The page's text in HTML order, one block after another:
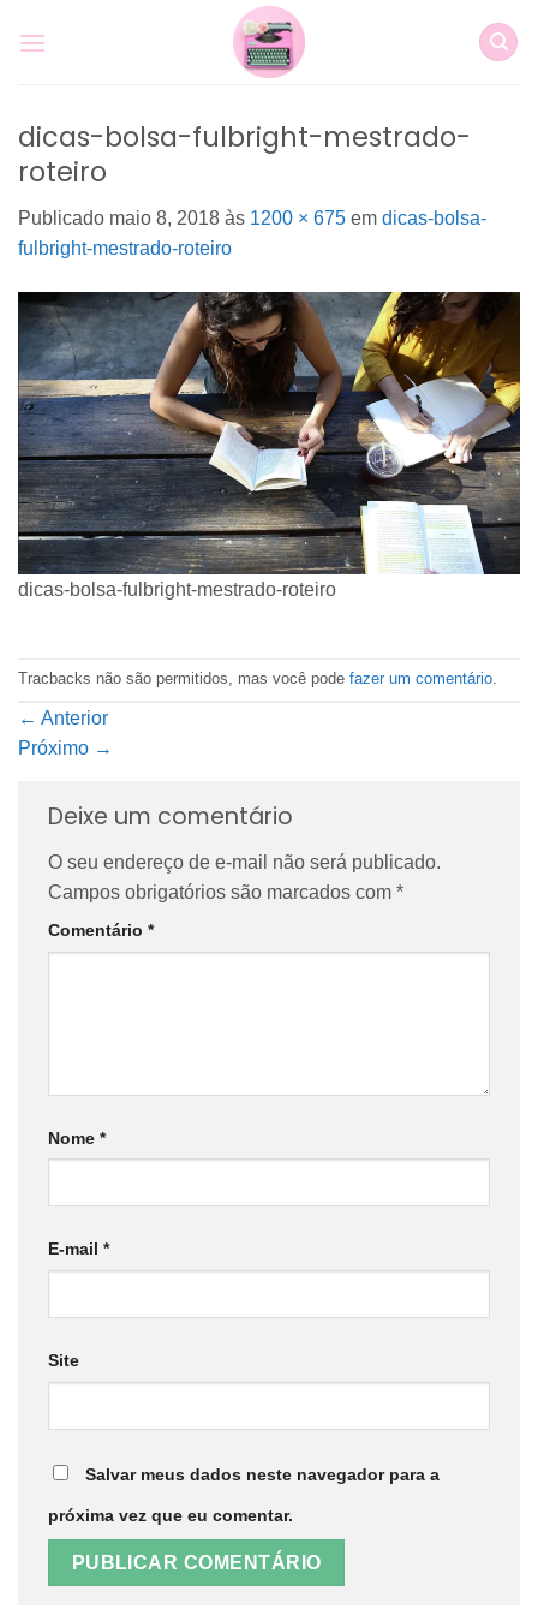
dicas-bolsa-fulbright-mestrado-
roteiro
Publicado maio 8, 2018 às 1200 × 675 em dicas-bolsa-
fulbright-mestrado-roteiro
dicas-bolsa-fulbright-mestrado-roteiro
Tracbacks não são permitidos, mas você pode fazer um comentário.
← Anterior
Próximo →
Deixe um comentário
O seu endereço de e-mail não será publicado.
Campos obrigatórios são marcados com *
Comentário *
Nome *
E-mail *
Site
Salvar meus dados neste navegador para a
próxima vez que eu comentar.